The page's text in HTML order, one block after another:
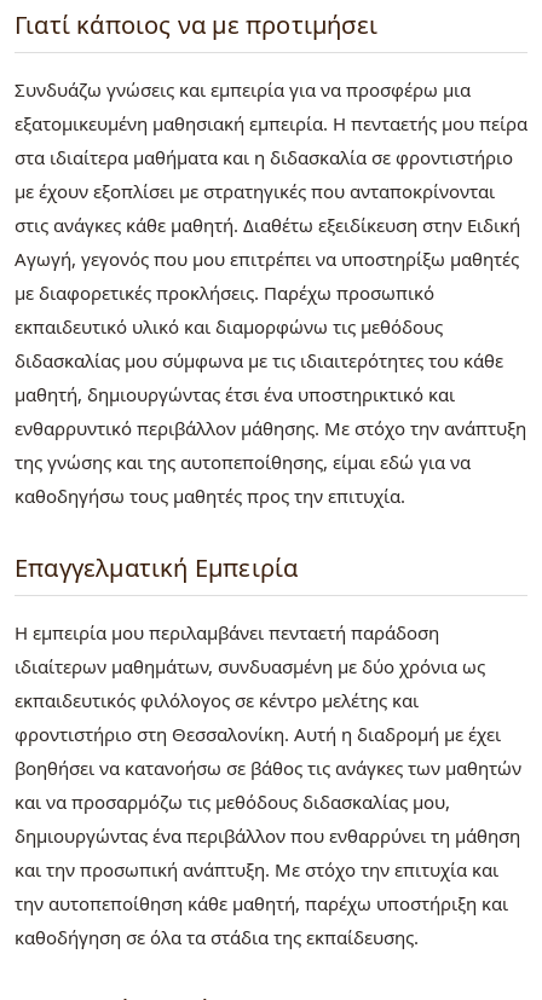
Γιατί κάποιος να με προτιμήσει
Συνδυάζω γνώσεις και εμπειρία για να προσφέρω μια
εξατομικευμένη μαθησιακή εμπειρία. Η πενταετής μου πείρα
στα ιδιαίτερα μαθήματα και η διδασκαλία σε φροντιστήριο
με έχουν εξοπλίσει με στρατηγικές που ανταποκρίνονται
στις ανάγκες κάθε μαθητή. Διαθέτω εξειδίκευση στην Ειδική
Αγωγή, γεγονός που μου επιτρέπει να υποστηρίξω μαθητές
με διαφορετικές προκλήσεις. Παρέχω προσωπικό
εκπαιδευτικό υλικό και διαμορφώνω τις μεθόδους
διδασκαλίας μου σύμφωνα με τις ιδιαιτερότητες του κάθε
μαθητή, δημιουργώντας έτσι ένα υποστηρικτικό και
ενθαρρυντικό περιβάλλον μάθησης. Με στόχο την ανάπτυξη
της γνώσης και της αυτοπεποίθησης, είμαι εδώ για να
καθοδηγήσω τους μαθητές προς την επιτυχία.
Επαγγελματική Εμπειρία
Η εμπειρία μου περιλαμβάνει πενταετή παράδοση
ιδιαίτερων μαθημάτων, συνδυασμένη με δύο χρόνια ως
εκπαιδευτικός φιλόλογος σε κέντρο μελέτης και
φροντιστήριο στη Θεσσαλονίκη. Αυτή η διαδρομή με έχει
βοηθήσει να κατανοήσω σε βάθος τις ανάγκες των μαθητών
και να προσαρμόζω τις μεθόδους διδασκαλίας μου,
δημιουργώντας ένα περιβάλλον που ενθαρρύνει τη μάθηση
και την προσωπική ανάπτυξη. Με στόχο την επιτυχία και
την αυτοπεποίθηση κάθε μαθητή, παρέχω υποστήριξη και
καθοδήγηση σε όλα τα στάδια της εκπαίδευσης.